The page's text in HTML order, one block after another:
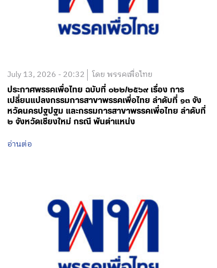
July 13, 2026 - 20:32 โดย พรรคเพื่อไทย
ประกาศพรรคเพื่อไทย ฉบับที่ ๐๒๒/๒๕๖๙ เรื่อง การ
เปลี่ยนแปลงกรรมการสาขาพรรคเพื่อไทย ลำดับที่ ๑๓ จัง
หวัดนครปฐปฐม และกรรมการสาขาพรรคเพื่อไทย ลำดับที่
๒ จังหวัดเชียงใหม่ กรณี พ้นตำแหน่ง
อ่านต่อ